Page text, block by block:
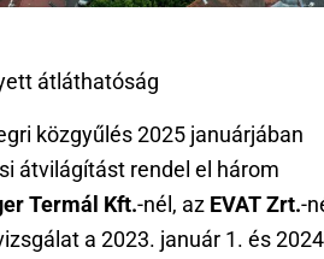
átláthatóság
közgyűlés 2025 januárjában
átvilágítást rendel el három
Termál Kft.-nél, az EVAT Zrt.-
a 2023. január 1. és